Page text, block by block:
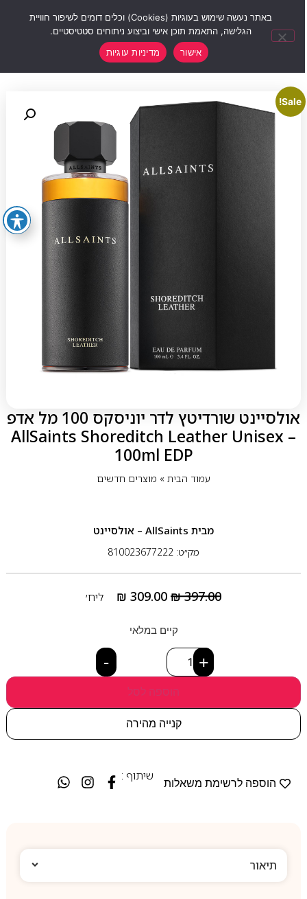
Sale!
אולסיינט שורדיטץ לדר יוניסקס 100 מל אדפ
– AllSaints Shoreditch Leather Unisex
100ml EDP
עמוד הבית» מוצרים חדשים
מבית AllSaints – אולסיינט
מק״ט: 810023677222
₪397.00
₪ 309.00 ליח׳
קיים במלאי
- +
הוספה לסל
קנייה מהירה
הוספה לרשימת משאלות
שיתוף :
תיאור
באתר נעשה שימוש בעוגיות (Cookies) וכלים דומים לשיפור חוויית
הגלישה, התאמת תוכן אישי וביצוע ניתוחים סטטיסטיים.
אישור
מדיניות עוגיות